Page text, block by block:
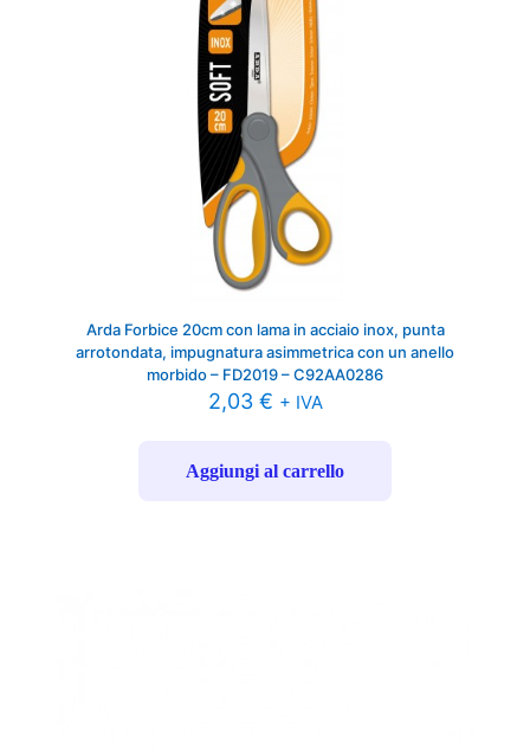
Arda Forbice 20cm con lama in acciaio inox, punta
arrotondata, impugnatura asimmetrica con un anello
morbido – FD2019 – C92AA0286
2,03 € + IVA
Aggiungi al carrello